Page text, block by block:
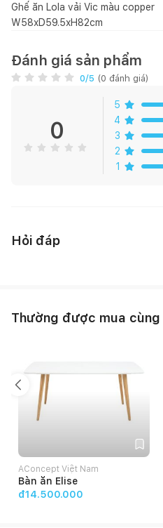
Ghế ăn Lola vải Vic màu copper
W58xD59.5xH82cm
Đánh giá sản phẩm
0/5 (0 đánh giá)
0
5
4
3
2
1
Hỏi đáp
Thường được mua cùng
AConcept Việt Nam
Bàn ăn Elise
đ14.500.000